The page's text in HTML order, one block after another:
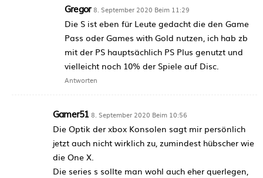
Gregor 8. September 2020 Beim 11:29
Die S ist eben für Leute gedacht die den Game
Pass oder Games with Gold nutzen, ich hab zb
mit der PS hauptsächlich PS Plus genutzt und
vielleicht noch 10% der Spiele auf Disc.
Antworten
Gamer51 8. September 2020 Beim 10:56
Die Optik der xbox Konsolen sagt mir persönlich
jetzt auch nicht wirklich zu, zumindest hübscher wie
die One X.
Die series s sollte man wohl auch eher querlegen,